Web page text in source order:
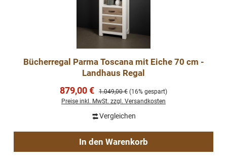
Bücherregal Parma Toscana mit Eiche 70 cm -
Landhaus Regal
Verkaufspreis:
879,00 € Regulärer Preis:
1.049,00 € (16% gespart)
Preise inkl. MwSt. zzgl. Versandkosten
Vergleichen
In den Warenkorb